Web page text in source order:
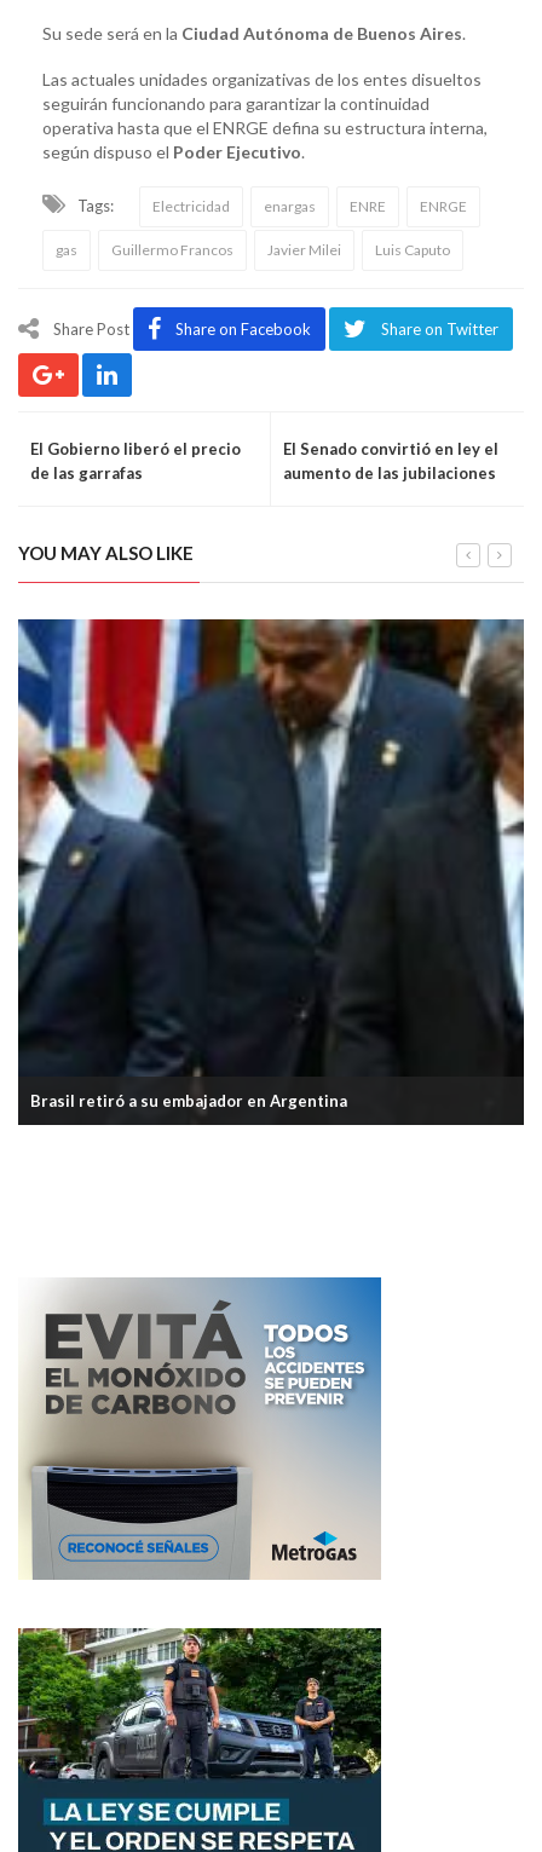
Su sede será en la Ciudad Autónoma de Buenos Aires.
Las actuales unidades organizativas de los entes disueltos
seguirán funcionando para garantizar la continuidad
operativa hasta que el ENRGE defina su estructura interna,
según dispuso el Poder Ejecutivo.
Tags: Electricidad enargas ENRE ENRGE
gas Guillermo Francos Javier Milei Luis Caputo
Share Post Share on Facebook Share on Twitter
El Gobierno liberó el precio
de las garrafas
El Senado convirtió en ley el
aumento de las jubilaciones
YOU MAY ALSO LIKE
Milei anunció la reforma a la Carta Orgánica del